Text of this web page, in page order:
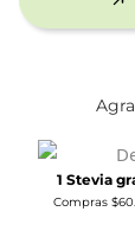
1 Stevia
Compras